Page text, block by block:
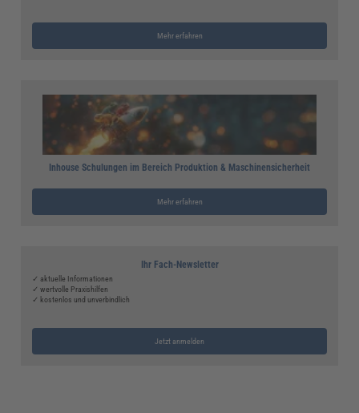
Mehr erfahren
Inhouse Schulungen im Bereich Produktion & Maschinensicherheit
Mehr erfahren
Ihr Fach-Newsletter
✓ aktuelle Informationen
✓ wertvolle Praxishilfen
✓ kostenlos und unverbindlich
Jetzt anmelden